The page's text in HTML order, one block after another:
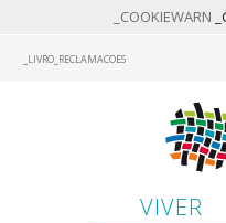
_COOKIEWARN
_LIVRO_RECLAMACOES
VIVER